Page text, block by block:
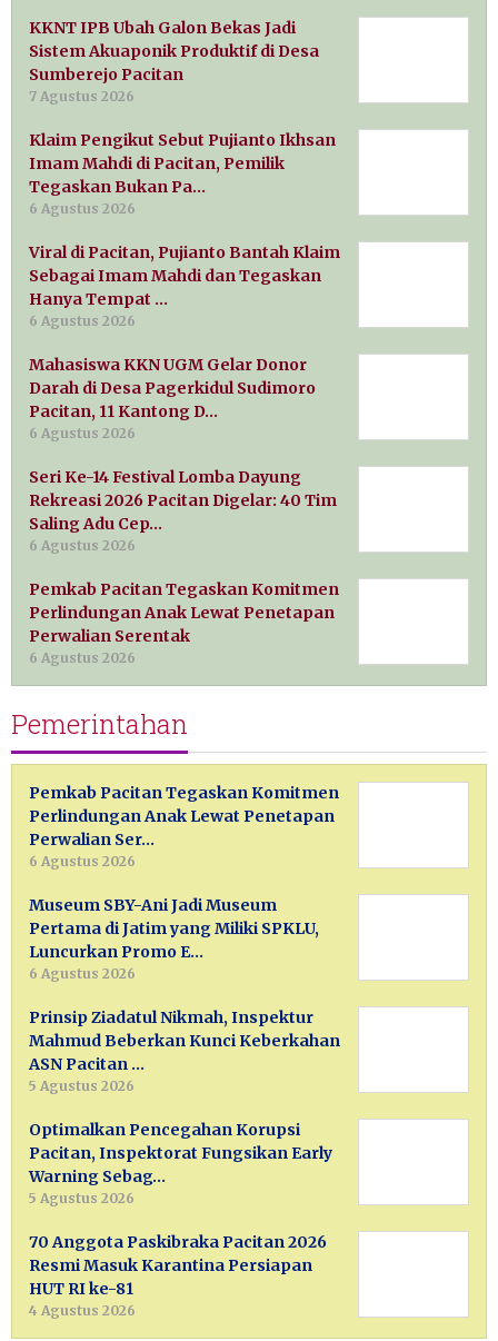
KKNT IPB Ubah Galon Bekas Jadi
Sistem Akuaponik Produktif di Desa
Sumberejo Pacitan
7 Agustus 2026
Klaim Pengikut Sebut Pujianto Ikhsan
Imam Mahdi di Pacitan, Pemilik
Tegaskan Bukan Pa…
6 Agustus 2026
Viral di Pacitan, Pujianto Bantah Klaim
Sebagai Imam Mahdi dan Tegaskan
Hanya Tempat …
6 Agustus 2026
Mahasiswa KKN UGM Gelar Donor
Darah di Desa Pagerkidul Sudimoro
Pacitan, 11 Kantong D…
6 Agustus 2026
Seri Ke-14 Festival Lomba Dayung
Rekreasi 2026 Pacitan Digelar: 40 Tim
Saling Adu Cep…
6 Agustus 2026
Pemkab Pacitan Tegaskan Komitmen
Perlindungan Anak Lewat Penetapan
Perwalian Serentak
6 Agustus 2026
Pemerintahan
Pemkab Pacitan Tegaskan Komitmen
Perlindungan Anak Lewat Penetapan
Perwalian Ser…
6 Agustus 2026
Museum SBY-Ani Jadi Museum
Pertama di Jatim yang Miliki SPKLU,
Luncurkan Promo E…
6 Agustus 2026
Prinsip Ziadatul Nikmah, Inspektur
Mahmud Beberkan Kunci Keberkahan
ASN Pacitan …
5 Agustus 2026
Optimalkan Pencegahan Korupsi
Pacitan, Inspektorat Fungsikan Early
Warning Sebag…
5 Agustus 2026
70 Anggota Paskibraka Pacitan 2026
Resmi Masuk Karantina Persiapan
HUT RI ke-81
4 Agustus 2026